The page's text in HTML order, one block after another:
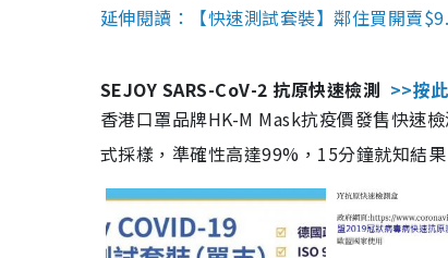
延伸閱讀：【快速測試套裝】鄰住買開賣
SEJOY SARS-CoV-2 抗原快速檢測 >>按
香港口罩品牌HK-M Mask抗疫價發售快速
式採樣，準確性高達99%，15分鐘就知結